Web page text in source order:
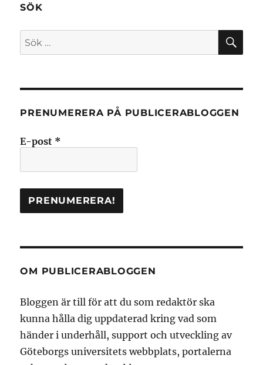
SÖK
Sök
efter:
PRENUMERERA PÅ PUBLICERABLOGGEN
E-post *
OM PUBLICERABLOGGEN
Bloggen är till för att du som redaktör ska
kunna hålla dig uppdaterad kring vad som
händer i underhåll, support och utveckling av
Göteborgs universitets webbplats, portalerna